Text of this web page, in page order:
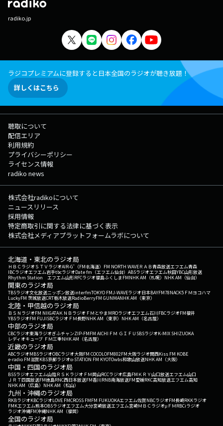
radiko.jp
ラジコプレミアムに登録すると日本全国のラジオが聴き放題！
詳しくはこちら
聴取について
配信エリア
利用規約
プライバシーポリシー
ライセンス情報
radiko news
株式会社radikoについて
ニュースリリース
採用情報
特定商取引に関する法律に基づく表示
株式会社メディアプラットフォームラボについて
北海道・東北のラジオ局
ＨＢＣラジオＳＴＶラジオAIR-G'（FM北海道） FM NORTH WAVEＲＡＢ青森放送エフエム青森
IBCラジオエフエム岩手tbcラジオDate fm（エフエム仙台） ABSラジオエフエム秋田YBC山形放送
Rhythm Station エフエム山形RFCラジオ福島ふくしまFMNHK AM（札幌） NHK AM（仙台）
関東のラジオ局
TBSラジオ文化放送ニッポン放送interfmTOKYO FMJ-WAVEラジオ日本BAYFM78NACK5 ＦＭヨコハマ
LuckyFM 茨城放送CRT栃木放送RadioBerryFM GUNMANHK AM（東京）
北陸・甲信越のラジオ局
ＢＳＮラジオFM NIIGATAＫＮＢラジオ ＦＭとやまMROラジオエフエム石川FBCラジオFM福井
YBSラジオFM FUJISBCラジオ ＦＭ長野NHK AM（東京） NHK AM（名古屋）
中部のラジオ局
CBCラジオ東海ラジオぎふチャンZIP-FMFM AICHI ＦＭ ＧＩＦＵ SBSラジオK-MIX SHIZUOKA
レディオキューブ ＦＭ三重NHK AM（名古屋）
近畿のラジオ局
ABCラジオMBSラジオOBCラジオ大阪FM COCOLOFM802FM大阪ラジオ関西Kiss FM KOBE
e-radio FM滋賀KBS京都ラジオα-STATION FM KYOTOwbs和歌山放送NHK AM（大阪）
中国・四国のラジオ局
BSSラジオエフエム山陰ＲＳＫラジオ ＦＭ岡山RCCラジオ広島FM ＫＲＹ山口放送エフエム山口
ＪＲＴ四国放送FM徳島RNC西日本放送FM香川RNB南海放送FM愛媛RKC高知放送エフエム高知
NHK AM（広島） NHK AM（松山）
九州・沖縄のラジオ局
RKBラジオKBCラジオLOVE FMCROSS FMFM FUKUOKAエフエム佐賀NBCラジオFM長崎RKKラジオ
FMKエフエム熊本OBSラジオエフエム大分宮崎放送エフエム宮崎ＭＢＣラジオμＦＭRBCiラジオ
ラジオ沖縄FM沖縄NHK AM（福岡）
全国のラジオ局